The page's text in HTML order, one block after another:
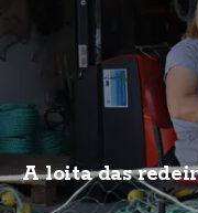
A loita das